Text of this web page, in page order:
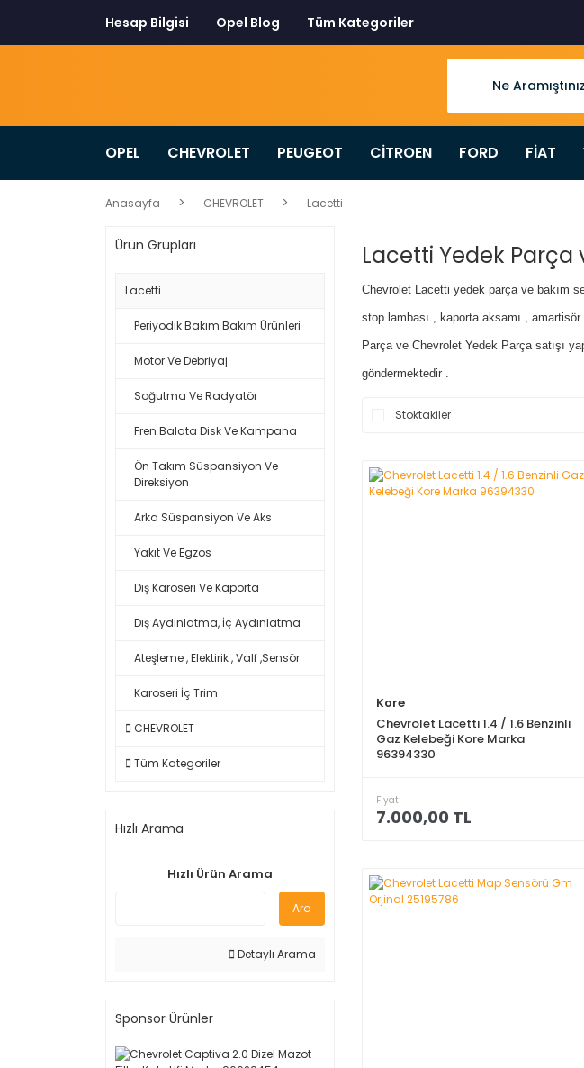
Hesap Bilgisi Opel Blog Tüm Kategoriler
OPEL CHEVROLET PEUGEOT CİTROEN FORD FİAT
Anasayfa CHEVROLET Lacetti
Ürün Grupları
Lacetti
Periyodik Bakım Bakım Ürünleri
Motor Ve Debriyaj
Soğutma Ve Radyatör
Fren Balata Disk Ve Kampana
Ön Takım Süspansiyon Ve
Direksiyon
Arka Süspansiyon Ve Aks
Yakıt Ve Egzos
Dış Karoseri Ve Kaporta
Dış Aydınlatma, İç Aydınlatma
Ateşleme , Elektirik , Valf ,Sensör
Karoseri İç Trim
CHEVROLET
Tüm Kategoriler
Hızlı Arama
Hızlı Ürün Arama
Ara
Detaylı Arama
Sponsor Ürünler
Lacetti Yedek Parça
Chevrolet Lacetti yedek parça ve bakım
stop lambası , kaporta aksamı ,
Parça ve Chevrolet Yedek Parça satışı
göndermektedir .
Stoktakiler
Kore
Chevrolet Lacetti 1.4 / 1.6 Benzinli
Gaz Kelebeği Kore Marka
96394330
Fiyatı
7.000,00 TL